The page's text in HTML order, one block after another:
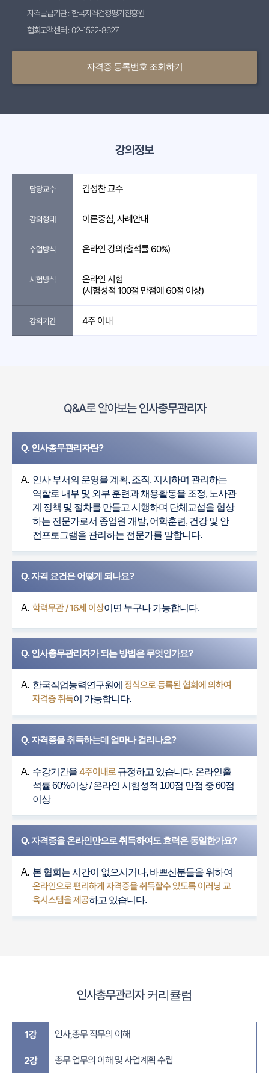
자격발급기관 : 한국자격검정평가진흥원
협회고객센터 : 02-1522-8627
자격증 등록번호 조회하기
강의정보
담당교수 김성찬 교수
강의형태 이론중심, 사례안내
수업방식 온라인 강의(출석률 60%)
시험방식
온라인 시험
(시험성적 100점 만점에 60점 이상)
강의기간 4주 이내
Q&A로 알아보는인사총무관리자
Q. 인사총무관리자란?
A. 인사 부서의 운영을 계획, 조직, 지시하며 관리하는
역할로 내부 및 외부 훈련과 채용활동을 조정, 노사관
계 정책 및 절차를 만들고 시행하며 단체교섭을 협상
하는 전문가로서 종업원 개발, 어학훈련, 건강 및 안
전프로그램을 관리하는 전문가를 말합니다.
Q. 자격 요건은 어떻게 되나요?
A. 학력무관 / 16세 이상이면 누구나 가능합니다.
Q. 인사총무관리자가 되는 방법은 무엇인가요?
A. 한국직업능력연구원에 정식으로 등록된 협회에 의하여
자격증 취득이 가능합니다.
Q. 자격증을 취득하는데 얼마나 걸리나요?
A. 수강기간을4주이내로규정하고 있습니다. 온라인출
석률 60%이상 / 온라인 시험성적 100점 만점 중 60점
이상
Q. 자격증을 온라인만으로 취득하여도 효력은 동일한가요?
A. 본 협회는 시간이 없으시거나, 바쁘신분들을 위하여
온라인으로 편리하게 자격증을 취득할수 있도록 이러닝 교
육시스템을 제공하고 있습니다.
인사총무관리자 커리큘럼
1강 인사,총무 직무의 이해
2강 총무 업무의 이해 및 사업계획 수립